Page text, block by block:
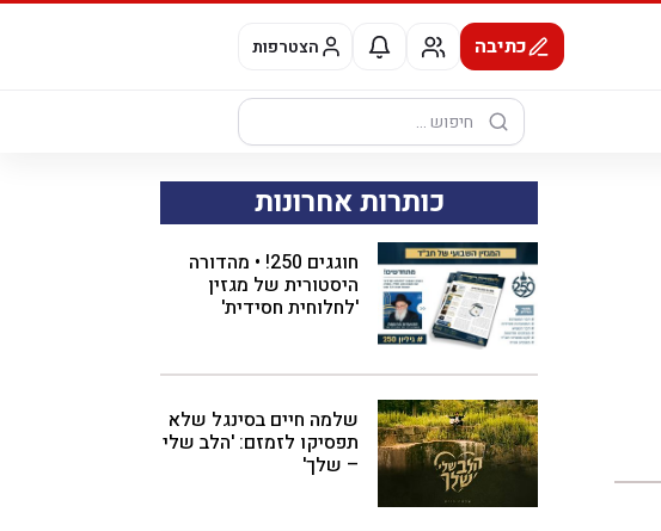
כתיבה הצטרפות
חיפוש:
כותרות אחרונות
חוגגים 250! • מהדורה
היסטורית של מגזין
'לחלוחית חסידית'
שלמה חיים בסינגל שלא
תפסיקו לזמזם: 'הלב שלי
– שלך'